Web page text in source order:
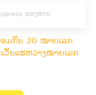
ມກັນ 20 ໝາຍເລກ
ວັ້ນລະຫວ່າງໝາຍເລກ